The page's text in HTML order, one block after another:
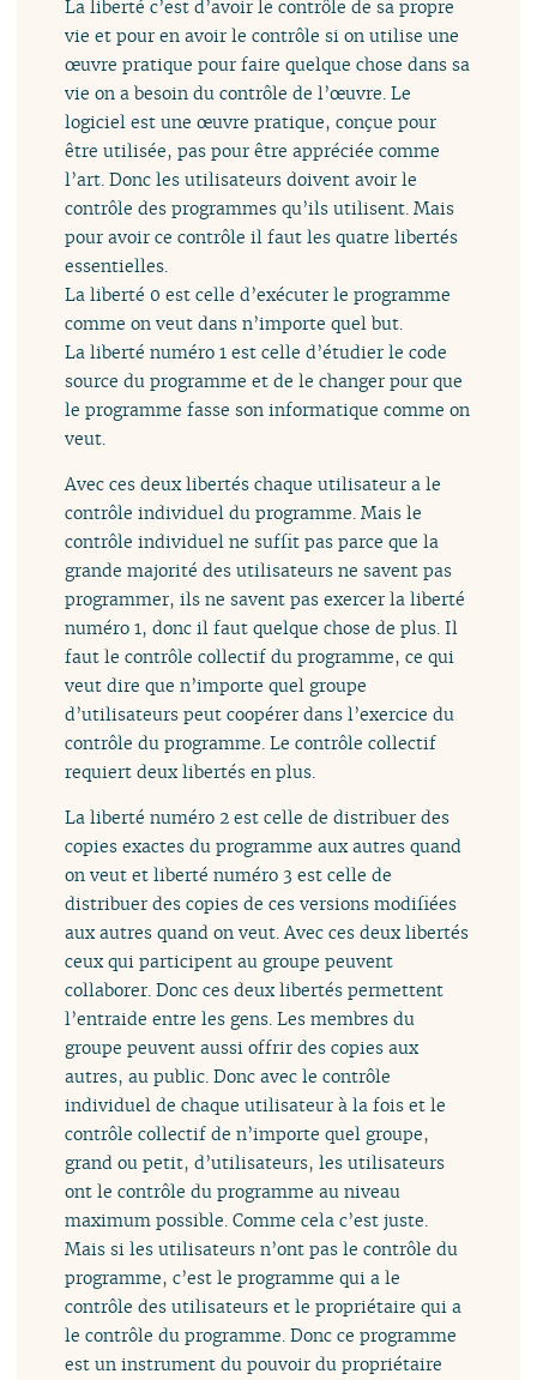
La liberté c’est d’avoir le contrôle de sa propre
vie et pour en avoir le contrôle si on utilise une
œuvre pratique pour faire quelque chose dans sa
vie on a besoin du contrôle de l’œuvre. Le
logiciel est une œuvre pratique, conçue pour
être utilisée, pas pour être appréciée comme
l’art. Donc les utilisateurs doivent avoir le
contrôle des programmes qu’ils utilisent. Mais
pour avoir ce contrôle il faut les quatre libertés
essentielles.
La liberté 0 est celle d’exécuter le programme
comme on veut dans n’importe quel but.
La liberté numéro 1 est celle d’étudier le code
source du programme et de le changer pour que
le programme fasse son informatique comme on
veut.
Avec ces deux libertés chaque utilisateur a le
contrôle individuel du programme. Mais le
contrôle individuel ne suffit pas parce que la
grande majorité des utilisateurs ne savent pas
programmer, ils ne savent pas exercer la liberté
numéro 1, donc il faut quelque chose de plus. Il
faut le contrôle collectif du programme, ce qui
veut dire que n’importe quel groupe
d’utilisateurs peut coopérer dans l’exercice du
contrôle du programme. Le contrôle collectif
requiert deux libertés en plus.
La liberté numéro 2 est celle de distribuer des
copies exactes du programme aux autres quand
on veut et liberté numéro 3 est celle de
distribuer des copies de ces versions modifiées
aux autres quand on veut. Avec ces deux libertés
ceux qui participent au groupe peuvent
collaborer. Donc ces deux libertés permettent
l’entraide entre les gens. Les membres du
groupe peuvent aussi offrir des copies aux
autres, au public. Donc avec le contrôle
individuel de chaque utilisateur à la fois et le
contrôle collectif de n’importe quel groupe,
grand ou petit, d’utilisateurs, les utilisateurs
ont le contrôle du programme au niveau
maximum possible. Comme cela c’est juste.
Mais si les utilisateurs n’ont pas le contrôle du
programme, c’est le programme qui a le
contrôle des utilisateurs et le propriétaire qui a
le contrôle du programme. Donc ce programme
est un instrument du pouvoir du propriétaire